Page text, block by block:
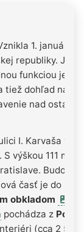
1. januára
republiky. Je
funkciou je
dohľad nad
nad
I. Karvaša v
výškou 111
Budova
časť je do ulíc
obkladom
pochádza z
(cca 2 500